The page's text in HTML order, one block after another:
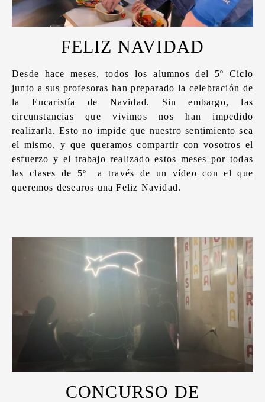
FELIZ NAVIDAD
Desde hace meses, todos los alumnos del 5º Ciclo
junto a sus profesoras han preparado la celebración de
la Eucaristía de Navidad. Sin embargo, las
circunstancias que vivimos nos han impedido
realizarla. Esto no impide que nuestro sentimiento sea
el mismo, y que queramos compartir con vosotros el
esfuerzo y el trabajo realizado estos meses por todas
las clases de 5º a través de un vídeo con el que
queremos desearos una Feliz Navidad.
CONCURSO DE